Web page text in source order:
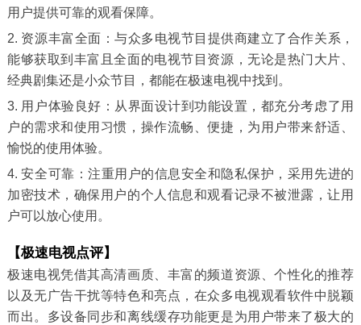
用户提供可靠的观看保障。
2. 资源丰富全面：与众多电视节目提供商建立了合作关系，
能够获取到丰富且全面的电视节目资源，无论是热门大片、
经典剧集还是小众节目，都能在极速电视中找到。
3. 用户体验良好：从界面设计到功能设置，都充分考虑了用
户的需求和使用习惯，操作流畅、便捷，为用户带来舒适、
愉悦的使用体验。
4. 安全可靠：注重用户的信息安全和隐私保护，采用先进的
加密技术，确保用户的个人信息和观看记录不被泄露，让用
户可以放心使用。
【极速电视点评】
极速电视凭借其高清画质、丰富的频道资源、个性化的推荐
以及无广告干扰等特色和亮点，在众多电视观看软件中脱颖
而出。多设备同步和离线缓存功能更是为用户带来了极大的